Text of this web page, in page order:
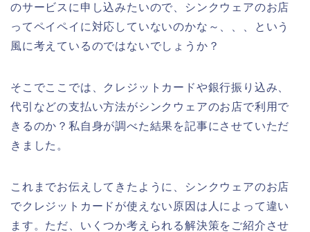
のサービスに申し込みたいので、シンクウェアのお店
ってペイペイに対応していないのかな～、、、という
風に考えているのではないでしょうか？
そこでここでは、クレジットカードや銀行振り込み、
代引などの支払い方法がシンクウェアのお店で利用で
きるのか？私自身が調べた結果を記事にさせていただ
きました。
これまでお伝えしてきたように、シンクウェアのお店
でクレジットカードが使えない原因は人によって違い
ます。ただ、いくつか考えられる解決策をご紹介させ